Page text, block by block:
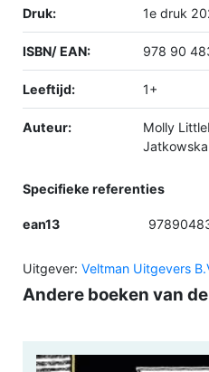
Druk: 1e druk
ISBN/ EAN: 978 90
Leeftijd: 1+
Auteur:
Molly
Jatkowska
Specifieke referenties
ean13
Uitgever: Veltman Uitgevers
Andere boeken van